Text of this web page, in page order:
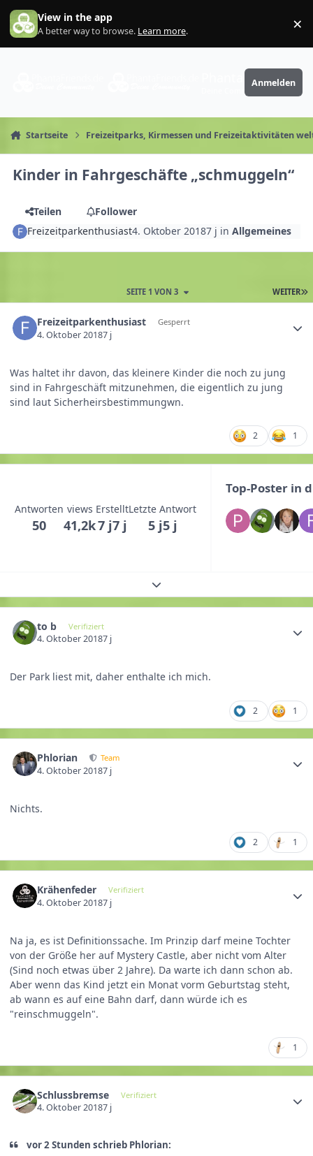
Zum Inhalt springen
View in the app
A better way to browse. Learn more. ×
PhantaFriends.de
Anmelden
Startseite Freizeitparks, Kirmessen und Freizeitaktivitäten
Kinder in Fahrgeschäfte „schmuggeln“
Teilen
Follower
Freizeitparkenthusiast4. Oktober 20187 j inAllgemeines
WEITER
SEITE 1 VON 3
Freizeitparkenthusiast Gesperrt
4. Oktober 20187 j
Was haltet ihr davon, das kleinere Kinder die noch zu jung
sind in Fahrgeschäft mitzunehmen, die eigentlich zu jung
sind laut Sicherheirsbestimmungwn.
2 1
Antworten
50
views
41,2k
Erstellt
7 j7 j
Letzte Antwort
5 j5 j
Top-Poster in
Themenübersicht erweitern
to b Verifiziert
4. Oktober 20187 j
Der Park liest mit, daher enthalte ich mich.
2 1
Phlorian Team
4. Oktober 20187 j
Nichts.
2 1
Krähenfeder Verifiziert
4. Oktober 20187 j
Na ja, es ist Definitionssache. Im Prinzip darf meine Tochter
von der Größe her auf Mystery Castle, aber nicht vom Alter
(Sind noch etwas über 2 Jahre). Da warte ich dann schon ab.
Aber wenn das Kind jetzt ein Monat vorm Geburtstag steht,
ab wann es auf eine Bahn darf, dann würde ich es
"reinschmuggeln".
1
Schlussbremse Verifiziert
4. Oktober 20187 j
vor 2 Stunden schrieb Phlorian: